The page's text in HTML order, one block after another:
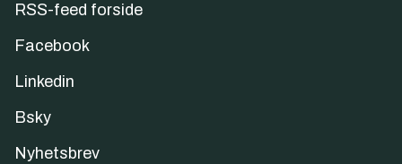
RSS-feed forside
Facebook
Linkedin
Bsky
Nyhetsbrev